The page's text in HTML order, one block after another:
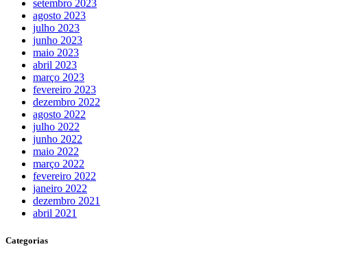
setembro 2023
agosto 2023
julho 2023
junho 2023
maio 2023
abril 2023
março 2023
fevereiro 2023
dezembro 2022
agosto 2022
julho 2022
junho 2022
maio 2022
março 2022
fevereiro 2022
janeiro 2022
dezembro 2021
abril 2021
Categorias